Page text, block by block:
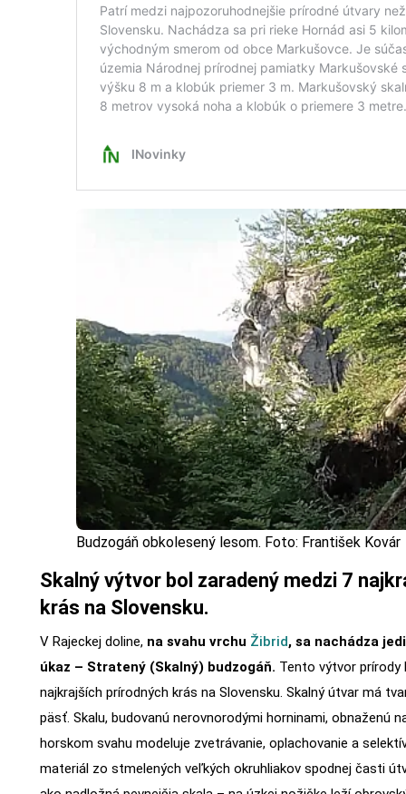
Budzogáň obkolesený lesom. Foto: František Kovár
Skalný výtvor bol zaradený medzi 7
krás na Slovensku.
V Rajeckej doline, na svahu vrchu Žibrid, sa nachádza
úkaz – Stratený (Skalný) budzogáň. Tento výtvor prírody
najkrajších prírodných krás na Slovensku. Skalný útvar má
päsť. Skalu, budovanú nerovnorodými horninami, obnaženú
horskom svahu modeluje zvetrávanie, oplachovanie a
materiál zo stmelených veľkých okruhliakov spodnej časti